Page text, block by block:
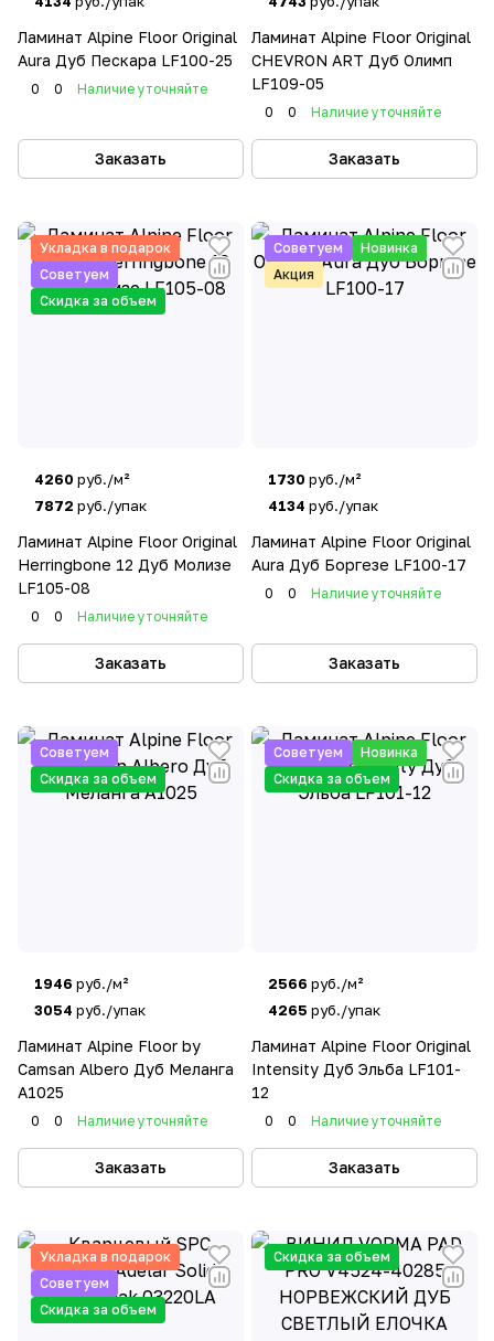
Ламинат Alpine Floor Original
Aura Дуб Пескара LF100-25
0 0 Наличие уточняйте
Заказать
Ламинат Alpine Floor Original
CHEVRON ART Дуб Олимп
LF109-05
0 0 Наличие уточняйте
Заказать
Укладка в подарок
Советуем
Скидка за объем
4260 руб./м²
7872 руб./упак
Ламинат Alpine Floor Original
Herringbone 12 Дуб Молизе
LF105-08
0 0 Наличие уточняйте
Заказать
Советуем
Новинка
Акция
1730 руб./м²
4134 руб./упак
Ламинат Alpine Floor Original
Aura Дуб Боргезе LF100-17
0 0 Наличие уточняйте
Заказать
Советуем
Скидка за объем
1946 руб./м²
3054 руб./упак
Ламинат Alpine Floor by
Camsan Albero Дуб Меланга
А1025
0 0 Наличие уточняйте
Заказать
Советуем
Новинка
Скидка за объем
2566 руб./м²
4265 руб./упак
Ламинат Alpine Floor Original
Intensity Дуб Эльба LF101-
12
0 0 Наличие уточняйте
Заказать
Укладка в подарок
Советуем
Скидка за объем
Скидка за объем